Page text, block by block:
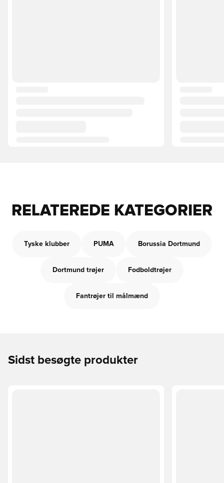
RELATEREDE KATEGORIER
Tyske klubber PUMA Borussia Dortmund
Dortmund trøjer Fodboldtrøjer
Fantrøjer til målmænd
Sidst besøgte produkter